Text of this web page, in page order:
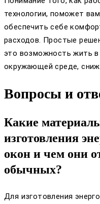
технологии, поможет
обеспечить себе
расходов. Простые
это возможность жить
окружающей среде,
Вопросы и
Какие
изготовления
окон и чем они
обычных?
Для изготовления